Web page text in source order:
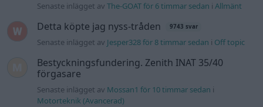
Senaste inlägget avThe-GOAT för 6 timmar sedan iAllmänt
Detta köpte jag nyss-tråden 9743 svar
Senaste inlägget av Jesper328 för 8 timmar sedan i Off topic
Bestyckningsfundering. Zenith INAT 35/40
förgasare
Senaste inlägget av Mossan1 för 10 timmar sedan i
Motorteknik (Avancerad)